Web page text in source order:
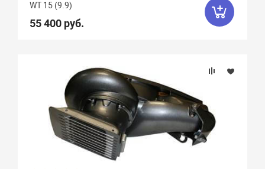
WТ 15 (9.9)
55 400 руб.